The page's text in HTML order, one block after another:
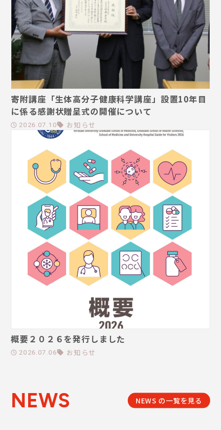
寄附講座「生体高分子健康科学講座」設置10年目
に係る感謝状贈呈式の開催について
2026.07.10 お知らせ
概要２０２６を発行しました
2026.07.06 お知らせ
NEWS NEWS の一覧を見る